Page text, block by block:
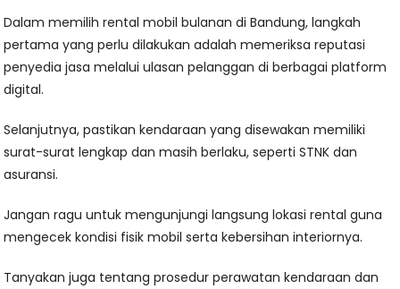
Dalam memilih rental mobil bulanan di Bandung, langkah
pertama yang perlu dilakukan adalah memeriksa reputasi
penyedia jasa melalui ulasan pelanggan di berbagai platform
digital.
Selanjutnya, pastikan kendaraan yang disewakan memiliki
surat-surat lengkap dan masih berlaku, seperti STNK dan
asuransi.
Jangan ragu untuk mengunjungi langsung lokasi rental guna
mengecek kondisi fisik mobil serta kebersihan interiornya.
Tanyakan juga tentang prosedur perawatan kendaraan dan